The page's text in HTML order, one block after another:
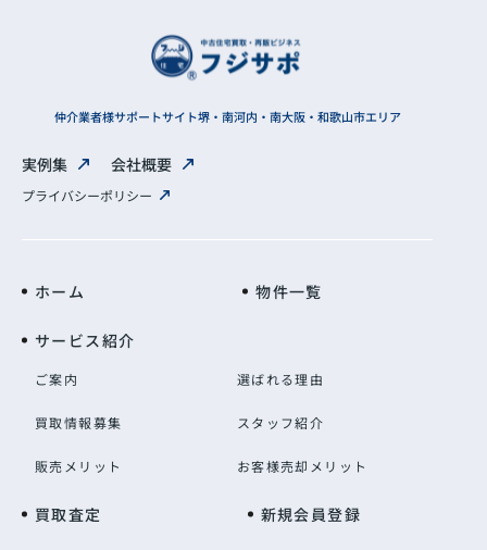
仲介業者様サポートサイト堺・南河内・南大阪・和歌山市エリア
実例集 会社概要
プライバシーポリシー
ホーム 物件一覧
サービス紹介
ご案内 選ばれる理由
買取情報募集 スタッフ紹介
販売メリット お客様売却メリット
買取査定 新規会員登録